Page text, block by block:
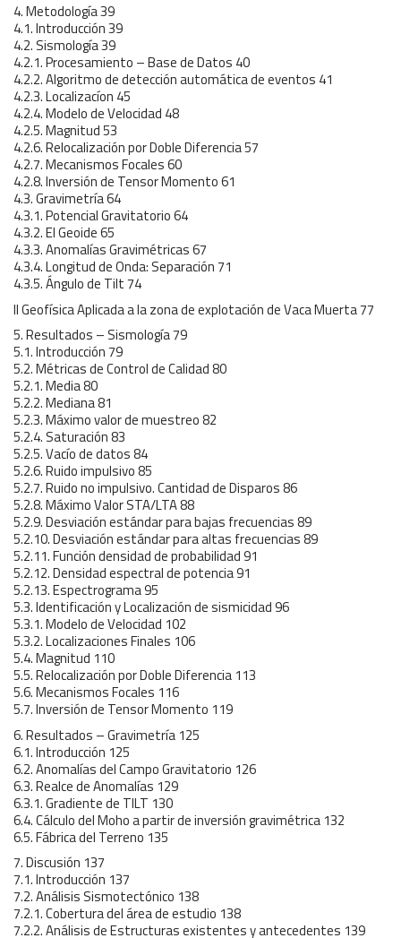
4. Metodología 39
4.1. Introducción 39
4.2. Sismología 39
4.2.1. Procesamiento – Base de Datos 40
4.2.2. Algoritmo de detección automática de eventos 41
4.2.3. Localizacíon 45
4.2.4. Modelo de Velocidad 48
4.2.5. Magnitud 53
4.2.6. Relocalización por Doble Diferencia 57
4.2.7. Mecanismos Focales 60
4.2.8. Inversión de Tensor Momento 61
4.3. Gravimetría 64
4.3.1. Potencial Gravitatorio 64
4.3.2. El Geoide 65
4.3.3. Anomalías Gravimétricas 67
4.3.4. Longitud de Onda: Separación 71
4.3.5. Ángulo de Tilt 74
II Geofísica Aplicada a la zona de explotación de Vaca Muerta 77
5. Resultados – Sismología 79
5.1. Introducción 79
5.2. Métricas de Control de Calidad 80
5.2.1. Media 80
5.2.2. Mediana 81
5.2.3. Máximo valor de muestreo 82
5.2.4. Saturación 83
5.2.5. Vacío de datos 84
5.2.6. Ruido impulsivo 85
5.2.7. Ruido no impulsivo. Cantidad de Disparos 86
5.2.8. Máximo Valor STA/LTA 88
5.2.9. Desviación estándar para bajas frecuencias 89
5.2.10. Desviación estándar para altas frecuencias 89
5.2.11. Función densidad de probabilidad 91
5.2.12. Densidad espectral de potencia 91
5.2.13. Espectrograma 95
5.3. Identificación y Localización de sismicidad 96
5.3.1. Modelo de Velocidad 102
5.3.2. Localizaciones Finales 106
5.4. Magnitud 110
5.5. Relocalización por Doble Diferencia 113
5.6. Mecanismos Focales 116
5.7. Inversión de Tensor Momento 119
6. Resultados – Gravimetría 125
6.1. Introducción 125
6.2. Anomalías del Campo Gravitatorio 126
6.3. Realce de Anomalías 129
6.3.1. Gradiente de TILT 130
6.4. Cálculo del Moho a partir de inversión gravimétrica 132
6.5. Fábrica del Terreno 135
7. Discusión 137
7.1. Introducción 137
7.2. Análisis Sismotectónico 138
7.2.1. Cobertura del área de estudio 138
7.2.2. Análisis de Estructuras existentes y antecedentes 139